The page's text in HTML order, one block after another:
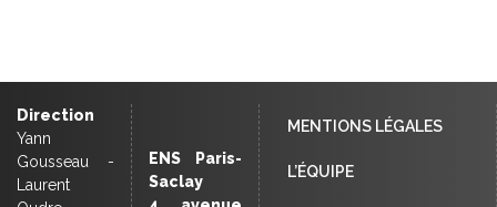
Direction
Yann
Gousseau -
Laurent
ENS Paris-
Saclay
MENTIONS LÉGALES
L’ÉQUIPE